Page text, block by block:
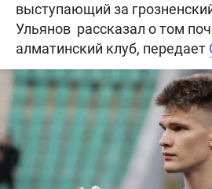
выступающий за
Ульянов рассказал о том
алматинский клуб, передает